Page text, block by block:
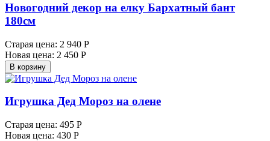
Новогодний декор на елку Бархатный бант
180см
Старая цена: 2 940 Р
Новая цена: 2 450 Р
В корзину
Игрушка Дед Мороз на олене
Старая цена: 495 Р
Новая цена: 430 Р